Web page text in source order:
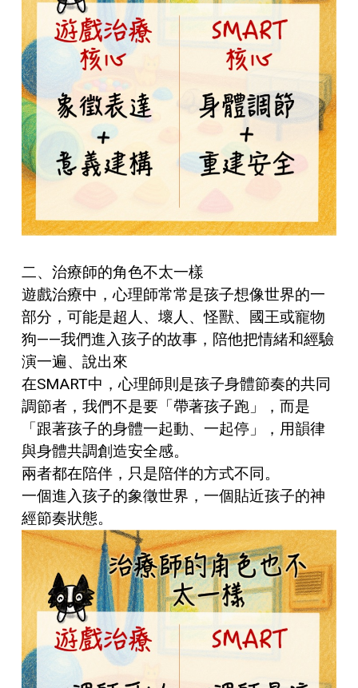
二、治療師的角色不太一樣
遊戲治療中，心理師常常是孩子想像世界的一
部分，可能是超人、壞人、怪獸、國王或寵物
狗——我們進入孩子的故事，陪他把情緒和經驗
演一遍、說出來
在SMART中，心理師則是孩子身體節奏的共同
調節者，我們不是要「帶著孩子跑」，而是
「跟著孩子的身體一起動、一起停」，用韻律
與身體共調創造安全感。
兩者都在陪伴，只是陪伴的方式不同。
一個進入孩子的象徵世界，一個貼近孩子的神
經節奏狀態。